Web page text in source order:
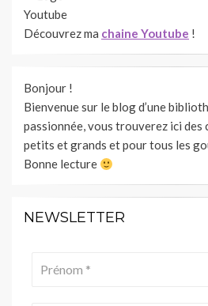
Découvrez ma chaine Youtube !
Bonjour !
Bienvenue sur le blog d’une
passionnée, vous trouverez ici des
petits et grands et pour tous les
Bonne lecture
NEWSLETTER